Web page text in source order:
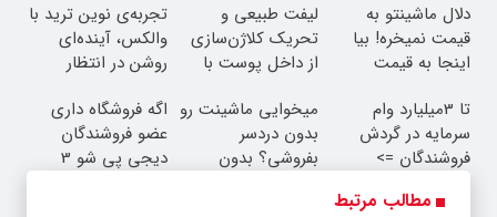
دلال ماشینتو به
قیمت نمیخره! بیا
اینجا به قیمت
واقعی*
لیفت طبیعی و
تحریک کلاژن‌سازی
از داخل پوست با
جوان شو
تجربه‌ی نوین ترید با
والکس، آینده‌ای
روشن در انتظار
تا 3میلیارد وام
سرمایه در گردش
فروشندگان =>
میخوایی ماشینت رو
بدون دردسر
بفروشی؟ بدون
اگه فروشگاه داری
عضو فروشندگان
دیجی پی شو 3
مطالب مرتبط